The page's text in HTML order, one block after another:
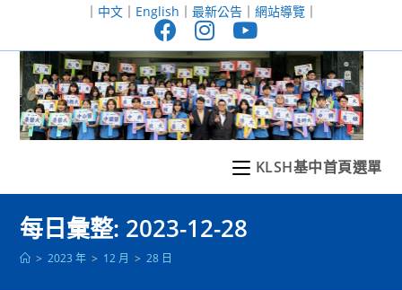
至
｜ 中文｜ English ｜ 最新公告｜ 網站導覽｜
KLSH基中首頁選單
每日彙整: 2023-12-28
> 2023 年 > 12 月 > 28 日